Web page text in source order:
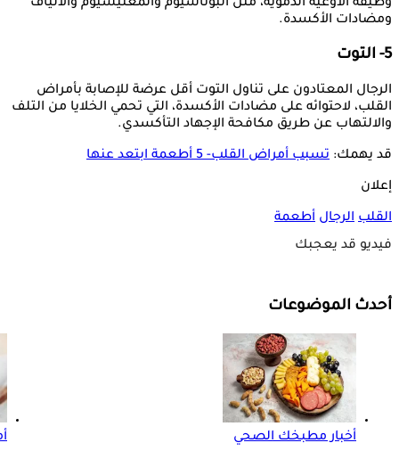
وظيفة الأوعية الدموية، مثل البوتاسيوم والمغنيسيوم والألياف
ومضادات الأكسدة.
5- التوت
الرجال المعتادون على تناول التوت أقل عرضة للإصابة بأمراض
القلب، لاحتوائه على مضادات الأكسدة، التي تحمي الخلايا من التلف
والالتهاب عن طريق مكافحة الإجهاد التأكسدي.
قد يهمك: تسبب أمراض القلب- 5 أطعمة ابتعد عنها
إعلان
القلب الرجال أطعمة
فيديو قد يعجبك
أحدث الموضوعات
أخبار مطبخك الصحي